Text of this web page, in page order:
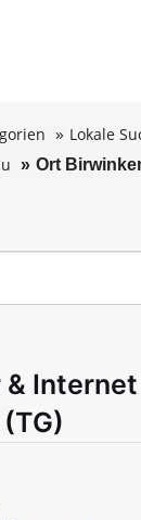
Lokale
Ort